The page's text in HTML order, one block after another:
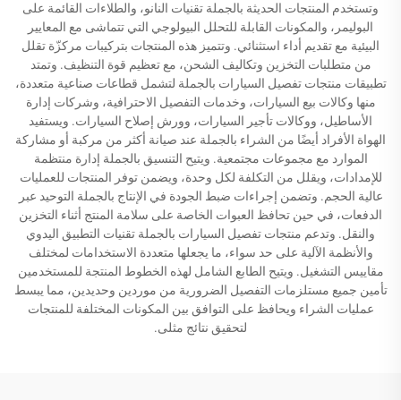
وتستخدم المنتجات الحديثة بالجملة تقنيات النانو، والطلاءات القائمة على
البوليمر، والمكونات القابلة للتحلل البيولوجي التي تتماشى مع المعايير
البيئية مع تقديم أداء استثنائي. وتتميز هذه المنتجات بتركيبات مركزّة تقلل
من متطلبات التخزين وتكاليف الشحن، مع تعظيم قوة التنظيف. وتمتد
تطبيقات منتجات تفصيل السيارات بالجملة لتشمل قطاعات صناعية متعددة،
منها وكالات بيع السيارات، وخدمات التفصيل الاحترافية، وشركات إدارة
الأساطيل، ووكالات تأجير السيارات، وورش إصلاح السيارات. ويستفيد
الهواة الأفراد أيضًا من الشراء بالجملة عند صيانة أكثر من مركبة أو مشاركة
الموارد مع مجموعات مجتمعية. ويتيح التنسيق بالجملة إدارة منتظمة
للإمدادات، ويقلل من التكلفة لكل وحدة، ويضمن توفر المنتجات للعمليات
عالية الحجم. وتضمن إجراءات ضبط الجودة في الإنتاج بالجملة التوحيد عبر
الدفعات، في حين تحافظ العبوات الخاصة على سلامة المنتج أثناء التخزين
والنقل. وتدعم منتجات تفصيل السيارات بالجملة تقنيات التطبيق اليدوي
والأنظمة الآلية على حد سواء، ما يجعلها متعددة الاستخدامات لمختلف
مقاييس التشغيل. ويتيح الطابع الشامل لهذه الخطوط المنتجة للمستخدمين
تأمين جميع مستلزمات التفصيل الضرورية من موردين وحديدين، مما يبسط
عمليات الشراء ويحافظ على التوافق بين المكونات المختلفة للمنتجات
لتحقيق نتائج مثلى.